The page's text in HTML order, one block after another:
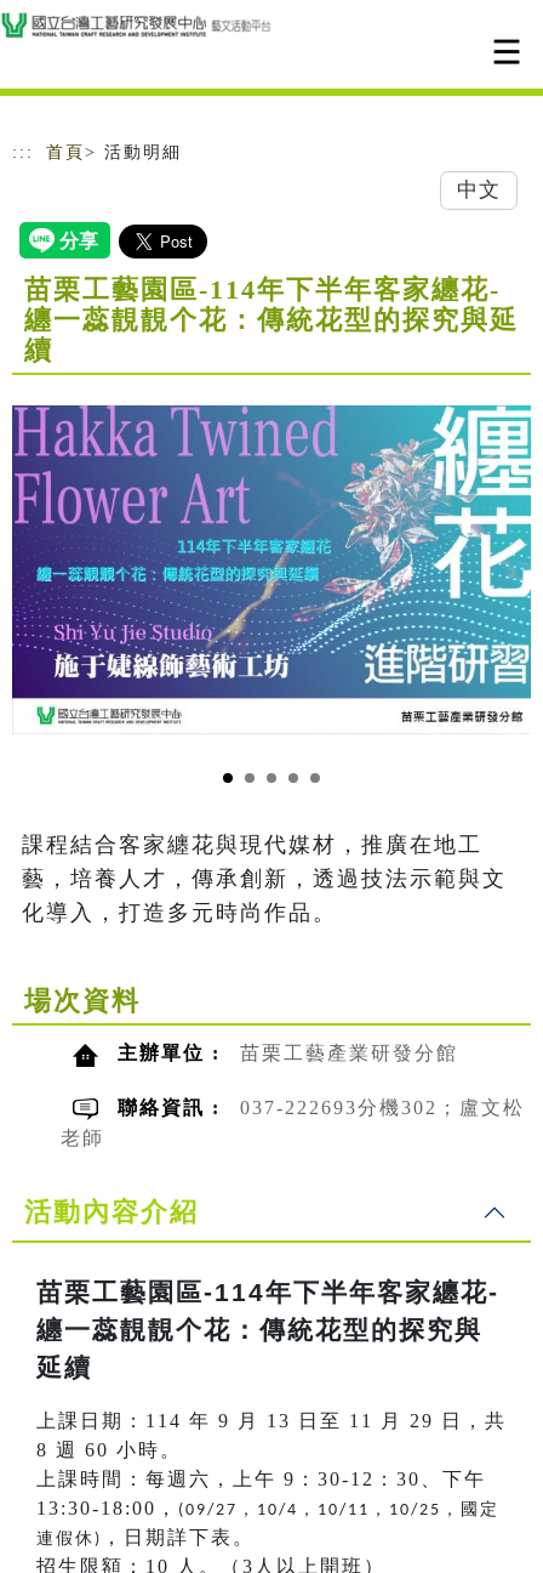
跳到主要內容
網站導覽
::: 首頁 > 活動明細
中文
苗栗工藝園區-114年下半年客家纏花-
纏一蕊靚靚个花：傳統花型的探究與延
續
課程結合客家纏花與現代媒材，推廣在地工
藝，培養人才，傳承創新，透過技法示範與文
化導入，打造多元時尚作品。
場次資料
主辦單位 : 苗栗工藝產業研發分館
聯絡資訊 :
037-222693分機302；盧文松
老師
活動內容介紹
苗栗工藝園區-114年下半年客家纏花-
纏一蕊靚靚个花：傳統花型的探究與
延續
上課日期：114 年 9 月 13 日至 11 月 29 日，共
8 週 60 小時。
上課時間：每週六，上午 9：30-12：30、下午
13:30-18:00，
(09/27 ， 10/4 ， 10/11 ， 10/25 ，國定
連假休 ) ，日期詳下表。
招生限額：10 人。（3人以上開班）